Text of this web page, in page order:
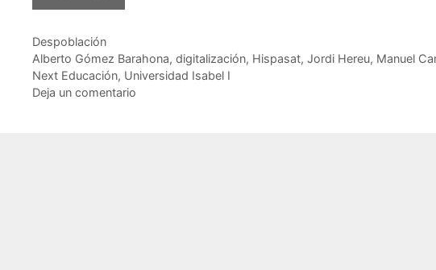
Categorías
Despoblación
Etiquetas
Alberto Gómez Barahona, digitalización, Hispasat, Jordi Hereu, Manuel
Next Educación, Universidad Isabel I
Deja un comentario